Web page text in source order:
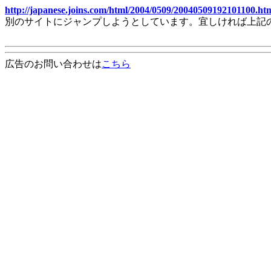
http://japanese.joins.com/html/2004/0509/
別のサイトにジャンプしようとしています。宜しければ上
広告のお問い合わせはこちら